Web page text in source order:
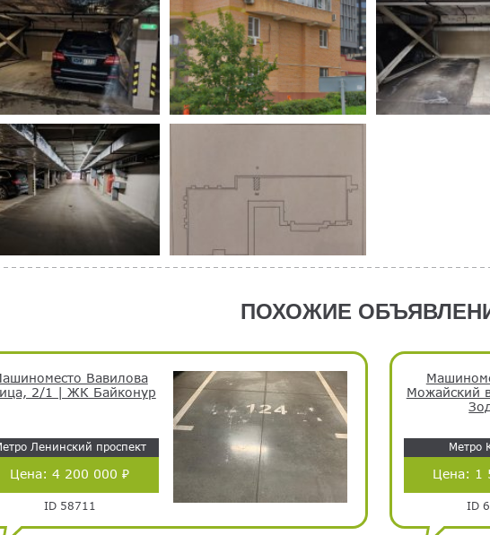
ПОХОЖИЕ
Вавилова
2/1 | ЖК Байконур
Ленинский проспект
Цена:4 200 000 ₽
ID 58711
Можайский
Метро
Цена: 1
ID